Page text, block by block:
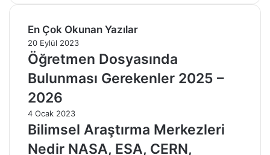
En Çok Okunan Yazılar
20 Eylül 2023
Öğretmen Dosyasında
Bulunması Gerekenler 2025 –
2026
4 Ocak 2023
Bilimsel Araştırma Merkezleri
Nedir NASA, ESA, CERN,